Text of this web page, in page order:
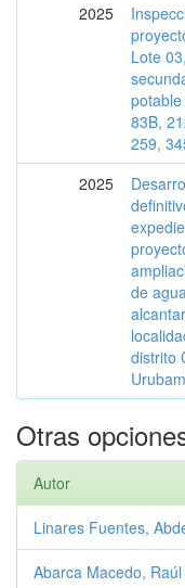
2025
Lote
83B,
259,
2025
de
distrito
Otras
Autor
Linares Fuentes,
Abarca Macedo,